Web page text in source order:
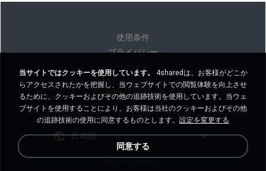
使用条件
プライバシー
個人情報を販売しない
個人情報を共有しない
日本語
当サイトではクッキーを使用しています。
4sharedは、お客様がどこか
らアクセスされたかを把握し、当ウェブサイトでの閲覧体験を向上させ
るために、クッキーおよびその他の追跡技術を使用しています。当ウェ
ブサイトを使用することにより、お客様は当社のクッキーおよびその他
の追跡技術の使用に同意するものとします。 設定を変更する
同意する